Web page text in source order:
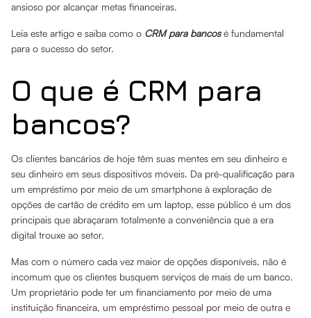
ansioso por alcançar metas financeiras.
Leia este artigo e saiba como o CRM para bancosé fundamental
para o sucesso do setor.
O que é CRM para
bancos?
Os clientes bancários de hoje têm suas mentes em seu dinheiro e
seu dinheiro em seus dispositivos móveis. Da pré-qualificação para
um empréstimo por meio de um smartphone à exploração de
opções de cartão de crédito em um laptop, esse público é um dos
principais que abraçaram totalmente a conveniência que a era
digital trouxe ao setor.
Mas com o número cada vez maior de opções disponíveis, não é
incomum que os clientes busquem serviços de mais de um banco.
Um proprietário pode ter um financiamento por meio de uma
instituição financeira, um empréstimo pessoal por meio de outra e